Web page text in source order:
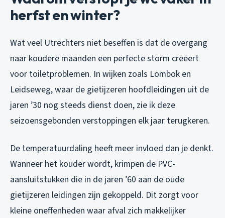
herfst en winter?
Wat veel Utrechters niet beseffen is dat de overgang
naar koudere maanden een perfecte storm creëert
voor toiletproblemen. In wijken zoals Lombok en
Leidseweg, waar de gietijzeren hoofdleidingen uit de
jaren ’30 nog steeds dienst doen, zie ik deze
seizoensgebonden verstoppingen elk jaar terugkeren.
De temperatuurdaling heeft meer invloed dan je denkt.
Wanneer het kouder wordt, krimpen de PVC-
aansluitstukken die in de jaren ’60 aan de oude
gietijzeren leidingen zijn gekoppeld. Dit zorgt voor
kleine oneffenheden waar afval zich makkelijker